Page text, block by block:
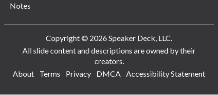
Notes
Copyright © 2026 Speaker Deck, LLC.
All slide content and descriptions are owned by their
creators.
About
Terms Privacy DMCA Accessibility Statement